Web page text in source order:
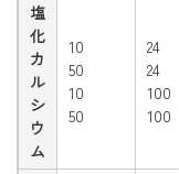
塩
化
カ
ル
シ
ウ
ム
10
50
10
50
24
24
100
100